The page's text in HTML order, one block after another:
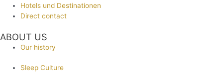
Hotels und Destinationen
Direct contact
ABOUT US
Our history
Sleep Culture